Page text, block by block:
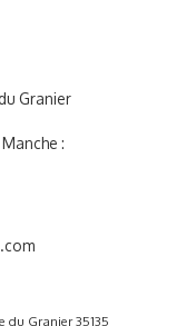
Granier
:
du Granier 35135